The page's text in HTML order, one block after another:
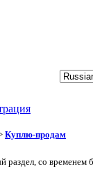
Куплю-продам
со временем